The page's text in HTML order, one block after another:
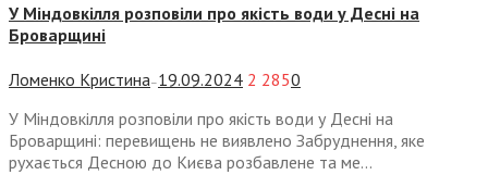
У Міндовкілля розповіли про якість води у Десні на
Броварщині
Ломенко Кристина— 19.09.2024 2 2850
У Міндовкілля розповіли про якість води у Десні на
Броварщині: перевищень не виявлено Забруднення, яке
рухається Десною до Києва розбавлене та ме...